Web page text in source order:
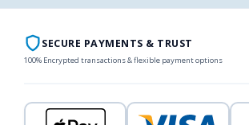
SECURE PAYMENTS & TRUST
100% Encrypted transactions & flexible payment options